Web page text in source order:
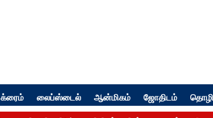
க்ரைம் லைப்ஸ்டைல் ஆன்மிகம் ஜோதிடம்